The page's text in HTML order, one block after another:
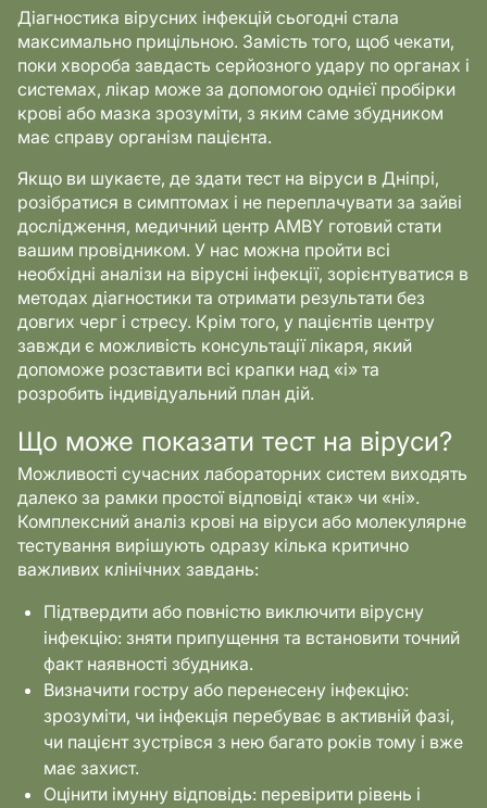
Діагностика вірусних інфекцій сьогодні стала
максимально прицільною. Замість того, щоб чекати,
поки хвороба завдасть серйозного удару по органах і
системах, лікар може за допомогою однієї пробірки
крові або мазка зрозуміти, з яким саме збудником
має справу організм пацієнта.
Якщо ви шукаєте, де здати тест на віруси в Дніпрі,
розібратися в симптомах і не переплачувати за зайві
дослідження, медичний центр AMBY готовий стати
вашим провідником. У нас можна пройти всі
необхідні аналізи на вірусні інфекції, зорієнтуватися в
методах діагностики та отримати результати без
довгих черг і стресу. Крім того, у пацієнтів центру
завжди є можливість консультації лікаря, який
допоможе розставити всі крапки над «і» та
розробить індивідуальний план дій.
Що може показати тест на віруси?
Можливості сучасних лабораторних систем виходять
далеко за рамки простої відповіді «так» чи «ні».
Комплексний аналіз крові на віруси або молекулярне
тестування вирішують одразу кілька критично
важливих клінічних завдань:
Підтвердити або повністю виключити вірусну
інфекцію: зняти припущення та встановити точний
факт наявності збудника.
Визначити гостру або перенесену інфекцію:
зрозуміти, чи інфекція перебуває в активній фазі,
чи пацієнт зустрівся з нею багато років тому і вже
має захист.
Оцінити імунну відповідь: перевірити рівень і